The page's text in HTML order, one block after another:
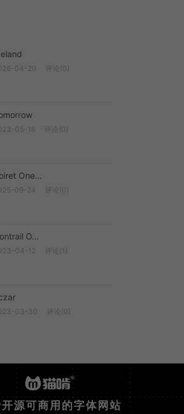
04-20 评论(0)
05-16 评论(0)
One...
09-24 评论(0)
O...
04-12 评论(1)
03-30 评论(0)
源可商用的字体网站